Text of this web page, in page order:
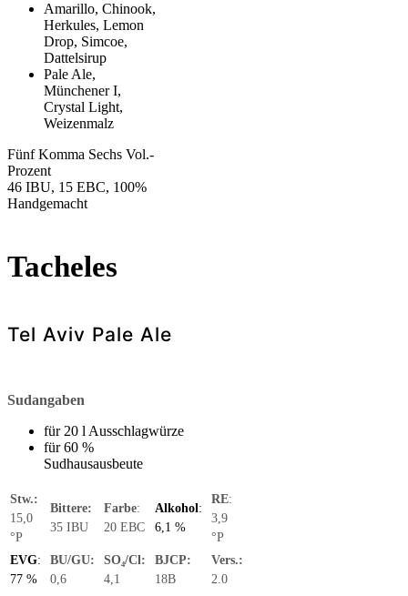
Amarillo, Chinook,
Herkules, Lemon
Drop, Simcoe,
Dattelsirup
Pale Ale,
Münchener I,
Crystal Light,
Weizenmalz
Fünf Komma Sechs Vol.-
Prozent
46 IBU, 15 EBC, 100%
Handgemacht
Tacheles
Tel Aviv Pale Ale
Sudangaben
für 20 l Ausschlagwürze
für 60 %
Sudhausausbeute
Stw.:
15,0
°P
Bittere:
35 IBU
Farbe:
20 EBC
Alkohol :
6,1 %
RE:
3,9
°P
EVG:
77 %
BU/GU:
0,6
SO₄/Cl:
4,1
BJCP:
18B
Vers.:
2.0